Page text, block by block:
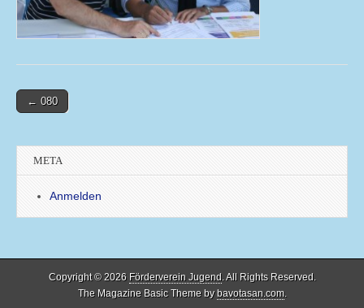
Post← 080
META
Anmelden
Copyright © 2026 Förderverein Jugend. All Rights Reserved.
The Magazine Basic Theme bybavotasan.com.